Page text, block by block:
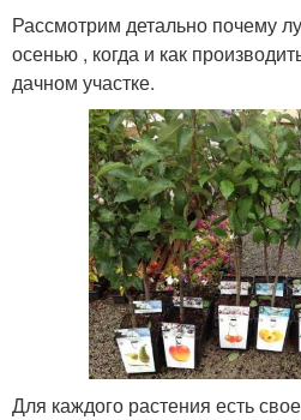
Рассмотрим детально почему
осенью , когда и как
дачном участке.
Для каждого растения есть